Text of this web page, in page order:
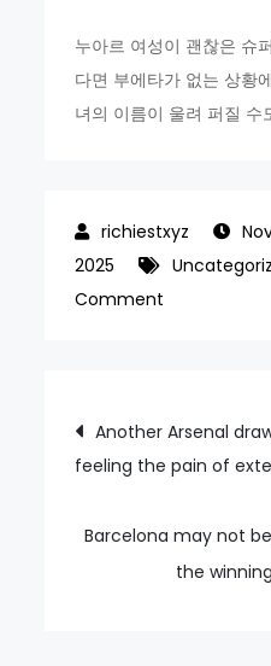
누아르 여성이 괜찮은 슈
다면 부에타가 없는 상황
녀의 이름이 울려 퍼질 수
2025
Comment
Cup
absence
ripples
through
Post
Another Arsenal
feeling the pain of
Barcelona may not
the